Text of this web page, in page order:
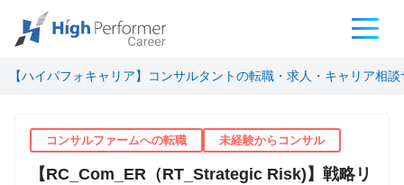
【ハイパフォキャリア】コンサルタントの転職・求人・キャリア相談
コンサルファームへの転職 未経験からコンサル
【RC_Com_ER（RT_Strategic Risk)】戦略リ